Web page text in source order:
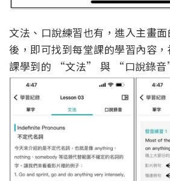
文法、口說練習也有，進入主畫
後，即可找到每堂課的學習內容
課學到的 “文法” 與 “口說錄音